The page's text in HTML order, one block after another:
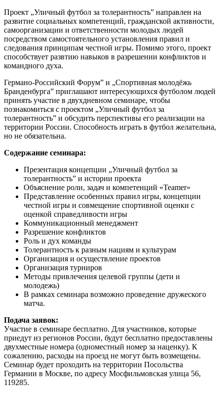
Проект „Уличный футбол за толерантность” направлен на
развитие социальных компетенций, гражданской активности,
самоорганизации и ответственности молодых людей
посредством самостоятельного установления правил и
следования принципам честной игры. Помимо этого, проект
способствует развтию навыков в разрешении конфликтов и
командного духа.
Германо-Российский Форум” и „Спортивная молодёжь
Бранденбурга” приглашают интересующихся футболом людей
принять участие в двухдневном семинаре, чтобы
познакомиться с проектом „Уличный футбол за
толерантность” и обсудить перспективы его реализации на
территории России. Способность играть в футбол желательна,
но не обязательна.
Содержание семинара:
Презентация концепции „Уличный футбол за
толерантность” и истории проекта
Объяснение роли, задач и компетенций «Teamer»
Представление особенных правил игры, концепции
честной игры и совмещение спортивной оценки с
оценкой справедливости игры
Коммуникационный менеджмент
Разрешение конфликтов
Роль и дух команды
Толерантность к разным нациям и культурам
Организация и осуществление проектов
Организация турниров
Методы привлечения целевой группы (дети и
молодежь)
В рамках семинара возможно проведение дружеского
матча.
Подача заявок:
Участие в семинаре бесплатно. Для участников, которые
приедут из регионов России, будут бесплатно предоставлены
двухместные номера (одноместный номер за наценку). К
сожалению, расходы на проезд не могут быть возмещены.
Семинар будет проходить на территории Посольства
Германии в Москве, по адресу Мосфильмовская улица 56,
119285.